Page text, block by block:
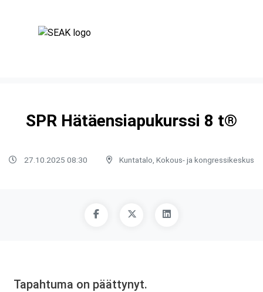
SPR Hätäensiapukurssi 8 t®
27.10.2025 08:30 Kuntatalo, Kokous- ja kongressikeskus
Tapahtuma on päättynyt.